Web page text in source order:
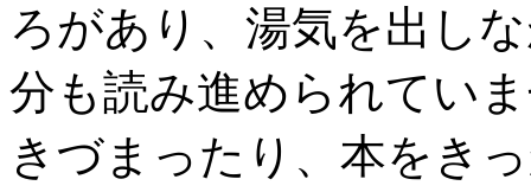
ろがあり、湯気を出し
分も読み進められてい
きづまったり、本をき